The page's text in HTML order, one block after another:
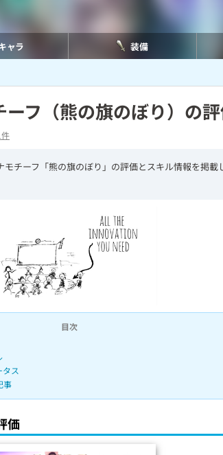
ャラ 装備
ーフ（熊の旗のぼり）の
モチーフ「熊の旗のぼり」の評価とスキル情報を掲載
目次
ス
事
価